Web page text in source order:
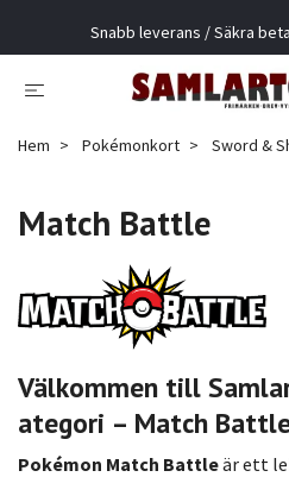
Snabb leverans / Säkra
Hem Pokémonkort Sword &
Match Battle
Välkommen till
ategori – Match
Pokémon Match Battleärett